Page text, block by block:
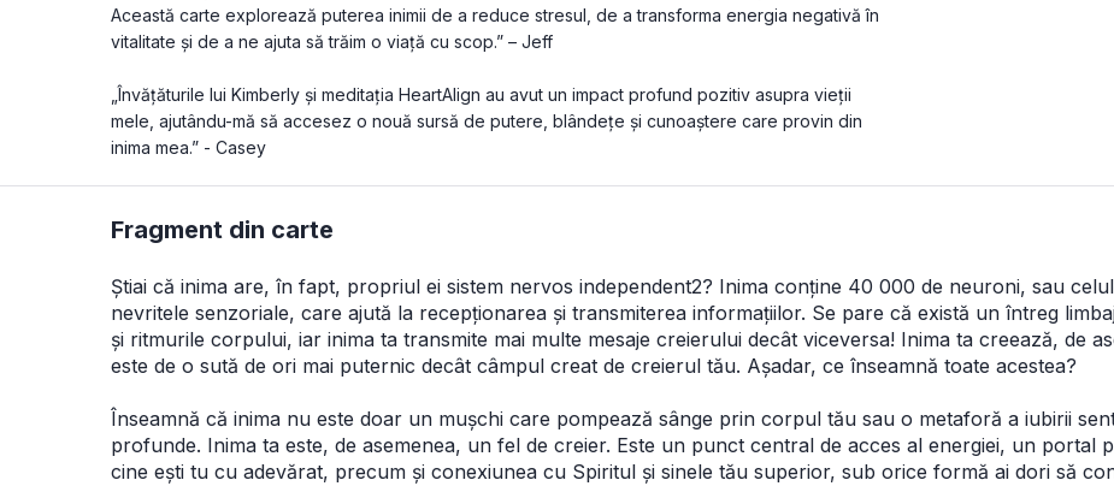
Această carte explorează puterea inimii de a reduce stresul, de a transforma energia negativă în
vitalitate și de a ne ajuta să trăim o viață cu scop.” – Jeff
„Învățăturile lui Kimberly și meditația HeartAlign au avut un impact profund pozitiv asupra vieții
mele, ajutându-mă să accesez o nouă sursă de putere, blândețe și cunoaștere care provin din
inima mea.” - Casey
Fragment din carte
Știai că inima are, în fapt, propriul ei sistem nervos independent2? Inima conține 40 000 de neuroni, sau
nevritele senzoriale, care ajută la recepționarea și transmiterea informațiilor. Se pare că există un întreg
și ritmurile corpului, iar inima ta transmite mai multe mesaje creierului decât viceversa! Inima ta creează, de
este de o sută de ori mai puternic decât câmpul creat de creierul tău. Așadar, ce înseamnă toate acestea?
Înseamnă că inima nu este doar un mușchi care pompează sânge prin corpul tău sau o metaforă a iubirii
profunde. Inima ta este, de asemenea, un fel de creier. Este un punct central de acces al energiei, un portal
cine ești tu cu adevărat, precum și conexiunea cu Spiritul și sinele tău superior, sub orice formă ai dori să